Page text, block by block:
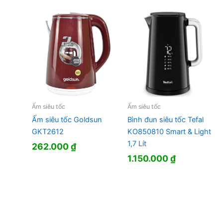
350.000 ₫.là:
295.000 ₫.
Ấm siêu tốc
Ấm siêu tốc Goldsun
GKT2612
262.000₫
Ấm siêu tốc
Bình đun siêu tốc Tefal
KO850810 Smart & Light
1,7 Lít
1.150.000₫